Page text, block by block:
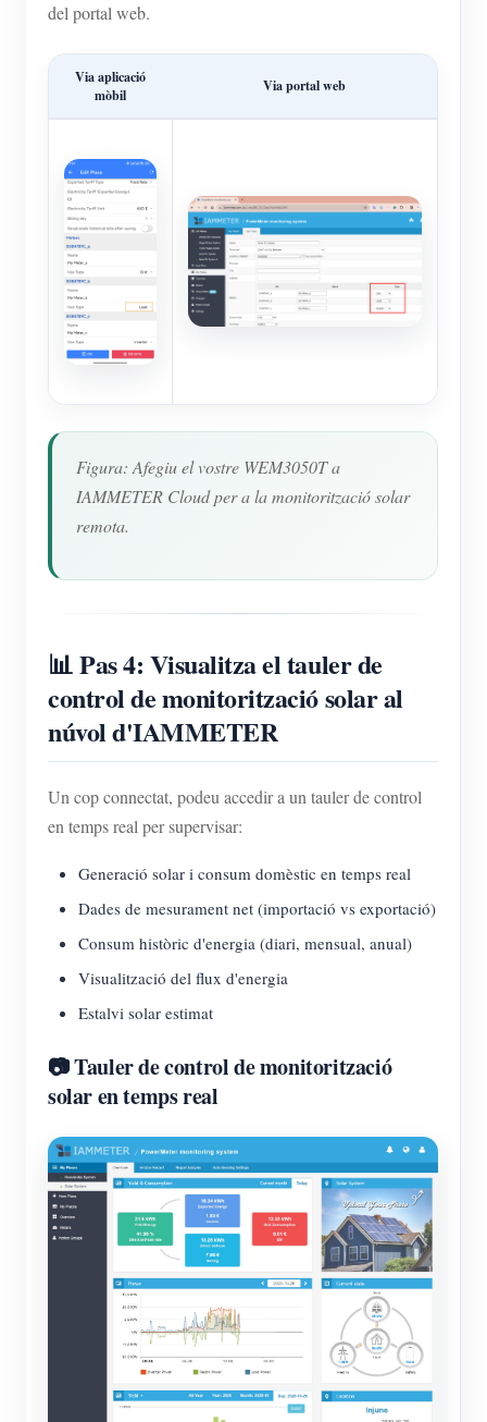
del portal web.
Via aplicació
mòbil
Via portal web
Figura: Afegiu el vostre WEM3050T a
IAMMETER Cloud per a la monitorització solar
remota.
📊 Pas 4: Visualitza el tauler de
control de monitorització solar al
núvol d'IAMMETER
Un cop connectat, podeu accedir a un tauler de control
en temps real per supervisar:
Generació solar i consum domèstic en temps real
Dades de mesurament net (importació vs exportació)
Consum històric d'energia (diari, mensual, anual)
Visualització del flux d'energia
Estalvi solar estimat
📷 Tauler de control de monitorització
solar en temps real